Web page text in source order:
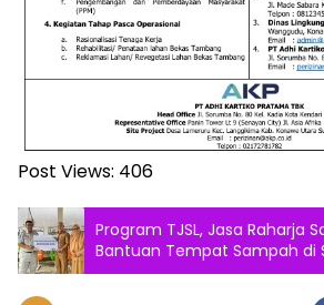
Post Views: 406
Program TJSL, Jasa Raharja
Bantuan Tempat Sampah di